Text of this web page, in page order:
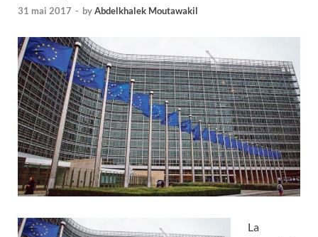
31 mai 2017 - byAbdelkhalek Moutawakil
La